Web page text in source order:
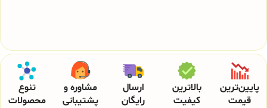
پایین‌ترین
قیمت
بالاترین
کیفیت
ارسال
رایگان
مشاوره و
پشتیبانی
تنوع
محصولات